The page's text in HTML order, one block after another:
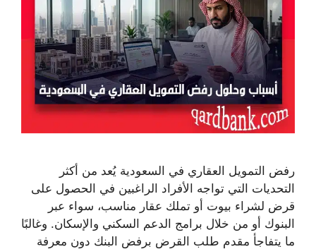
رفض التمويل العقاري في السعودية يُعد من أكثر
التحديات التي تواجه الأفراد الراغبين في الحصول على
قرض لشراء بيوت أو تملك عقار مناسب، سواء عبر
البنوك أو من خلال برامج الدعم السكني والإسكان. وغالبًا
ما يتفاجأ مقدم طلب القرض برفض البنك دون معرفة